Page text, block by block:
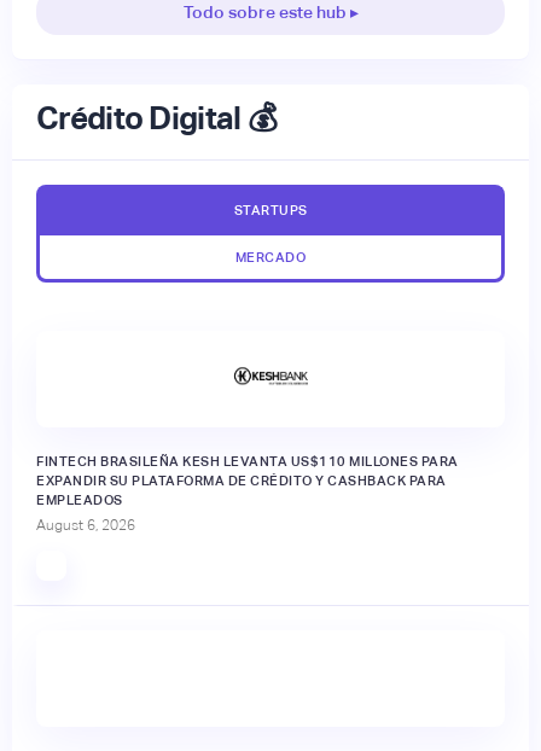
Todo sobre este hub ▸
Crédito Digital 💰
STARTUPS
MERCADO
FINTECH BRASILEÑA KESH LEVANTA US$110 MILLONES PARA
EXPANDIR SU PLATAFORMA DE CRÉDITO Y CASHBACK PARA
EMPLEADOS
August 6, 2026